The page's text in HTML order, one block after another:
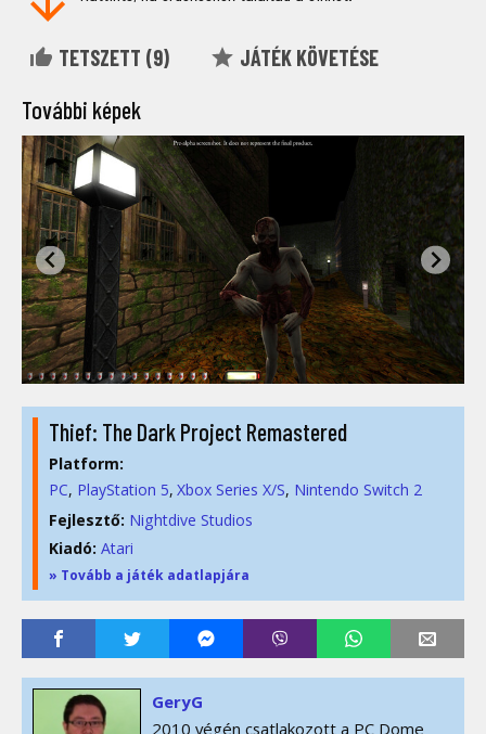
TETSZETT (9) JÁTÉK KÖVETÉSE
További képek
Thief: The Dark Project Remastered
Platform:
PC PlayStation 5 Xbox Series X/S Nintendo Switch 2
Fejlesztő: Nightdive Studios
Kiadó: Atari
» Tovább a játék adatlapjára
GeryG
2010 végén csatlakozott a PC Dome